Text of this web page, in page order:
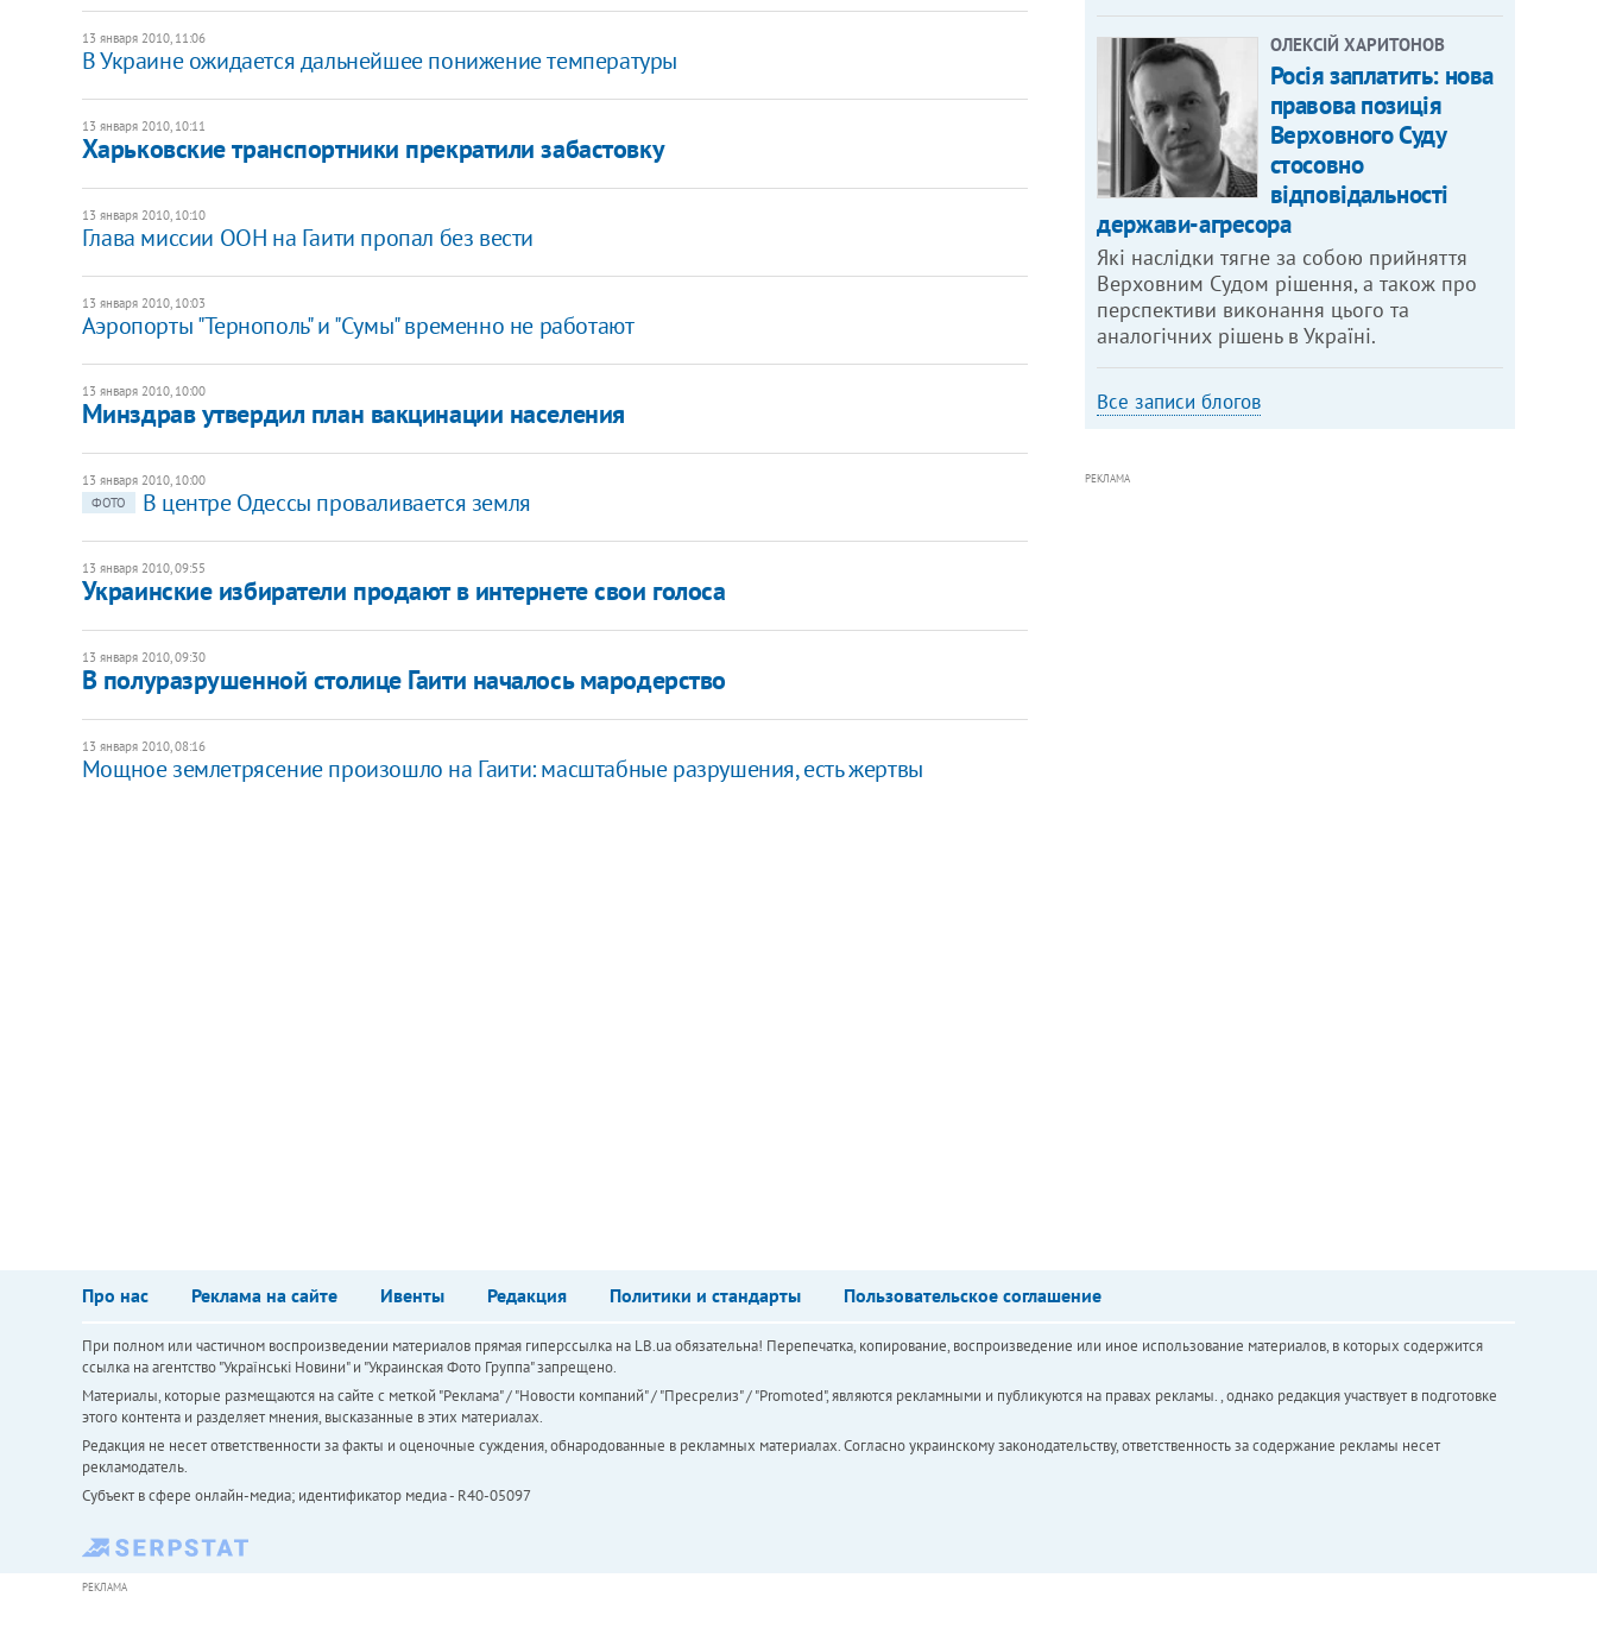
13 января 2010, 11:06
В Украине ожидается дальнейшее понижение температуры
13 января 2010, 10:11
Харьковские транспортники прекратили забастовку
13 января 2010, 10:10
Глава миссии ООН на Гаити пропал без вести
13 января 2010, 10:03
Аэропорты "Тернополь" и "Сумы" временно не работают
13 января 2010, 10:00
Минздрав утвердил план вакцинации населения
13 января 2010, 10:00
ФОТО
В центре Одессы проваливается земля
13 января 2010, 09:55
Украинские избиратели продают в интернете свои голоса
13 января 2010, 09:30
В полуразрушенной столице Гаити началось мародерство
13 января 2010, 08:16
Мощное землетрясение произошло на Гаити: масштабные разрушения, есть жертвы
ОЛЕКСІЙ ХАРИТОНОВ
Росія заплатить: нова
правова позиція
Верховного Суду
стосовно
відповідальності
держави-агресора
Які наслідки тягне за собою прийняття
Верховним Судом рішення, а також про
перспективи виконання цього та
аналогічних рішень в Україні.
Все записи блогов
РЕКЛАМА
Про нас Реклама на сайте Ивенты Редакция Политики и стандарты Пользовательское соглашение
При полном или частичном воспроизведении материалов прямая гиперссылка на LB.ua обязательна! Перепечатка, копирование, воспроизведение или иное использование материалов, в которых содержится
ссылка на агентство "Українськi Новини" и "Украинская Фото Группа" запрещено.
Материалы, которые размещаются на сайте с меткой "Реклама" / "Новости компаний" / "Пресрелиз" / "Promoted", являются рекламными и публикуются на правах рекламы. , однако редакция участвует в подготовке
этого контента и разделяет мнения, высказанные в этих материалах.
Редакция не несет ответственности за факты и оценочные суждения, обнародованные в рекламных материалах. Согласно украинскому законодательству, ответственность за содержание рекламы несет
рекламодатель.
Субъект в сфере онлайн-медиа; идентификатор медиа - R40-05097
РЕКЛАМА